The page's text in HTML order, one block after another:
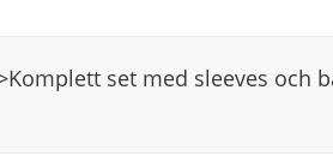
set med sleeves och